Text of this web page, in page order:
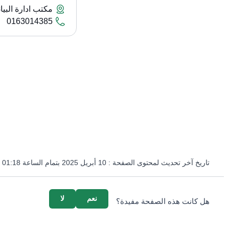
مكتب ادارة
0163014385
تاريخ آخر تحديث لمحتوى الصفحة : 10 أبريل 2025 بتمام الساعة 01:18 مساءً
هل كانت هذه الصفحة مفيدة؟ لا نعم